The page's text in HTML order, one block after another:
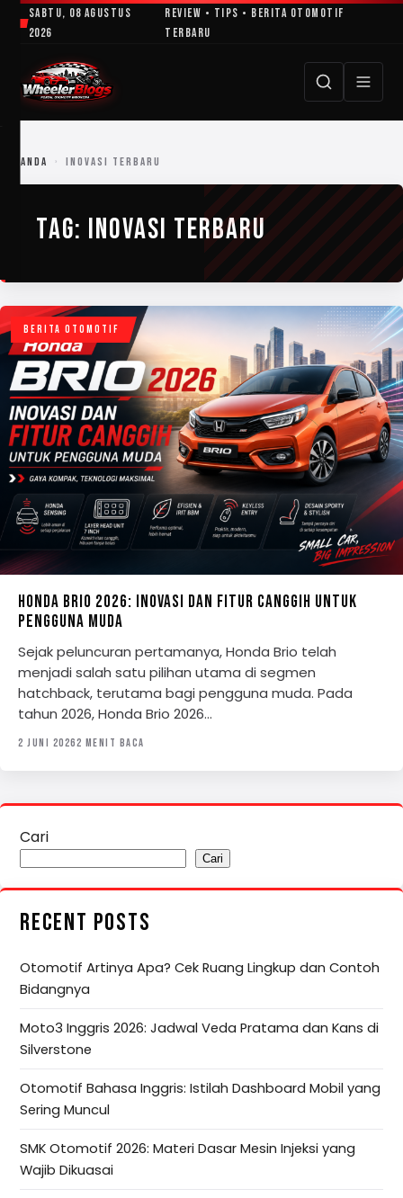
LewatiSabtu, 08 Agustus
2026
Review • Tips • Berita Otomotif
Terbaru
BERANDA › INOVASI TERBARU
TAG: INOVASI TERBARU
BERITA OTOMOTIF
HONDA BRIO 2026: INOVASI DAN FITUR CANGGIH UNTUK
PENGGUNA MUDA
Sejak peluncuran pertamanya, Honda Brio telah
menjadi salah satu pilihan utama di segmen
hatchback, terutama bagi pengguna muda. Pada
tahun 2026, Honda Brio 2026…
2 JUNI 20262 MENIT BACA
Cari
Cari
RECENT POSTS
Otomotif Artinya Apa? Cek Ruang Lingkup dan Contoh
Bidangnya
Moto3 Inggris 2026: Jadwal Veda Pratama dan Kans di
Silverstone
Otomotif Bahasa Inggris: Istilah Dashboard Mobil yang
Sering Muncul
SMK Otomotif 2026: Materi Dasar Mesin Injeksi yang
Wajib Dikuasai